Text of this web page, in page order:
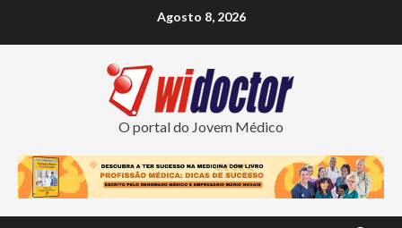
Agosto 8, 2026
O portal do Jovem Médico